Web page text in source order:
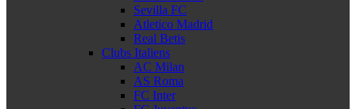
Sevilla FC
Atletico Madrid
Real Betis
Clubs Italiens
AC Milan
AS Roma
FC Inter